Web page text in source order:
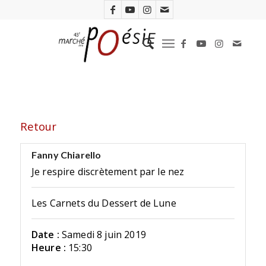
Retour
Fanny Chiarello
Je respire discrètement par le nez
Les Carnets du Dessert de Lune
Date : Samedi 8 juin 2019
Heure : 15:30